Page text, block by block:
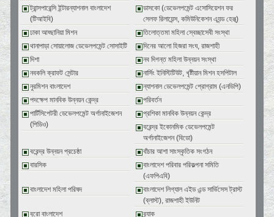
ট্রান্সপারেন্সি ইন্টারন্যাশনাল বাংলাদেশ
(টিআইবি)
ডাসকো (ডেভেলপমেন্ট এসোসিয়েশন ফর
সেলফ রিলায়েন্স, কমিউনিকেশন এ্যন্ড হেল্থ্)
ঢাকা আহ্ছানিয়া মিশন
তিলোত্তমা মহিলা স্বেচ্ছাসেবী সংস্থা
থানাপাড়া সোয়ালোজ ডেভেলপমেন্ট সোসাইটি
দিনের আলো হিজরা সংঘ, রাজশাহী
দিশা
নব দিগন্ত মহিলা উন্নয়ন সংস্থা
নবকলি ক্রাফট সেন্টার
নার্সিং ইনিস্টিটিউট, খৃষ্টীয়ান মিশন হসপিটাল
নুরমিশন বাংলাদেশ
ন্যাশনাল ডেভেলপমেন্ট প্রোগ্রাম (এনডিপি)
পদক্ষেপ মানবিক উন্নয়ন কেন্দ্র
পরিবর্তন
পার্টিসিপেটরী ডেভেলপমেন্ট অর্গানাইজেশন
(পিডিও)
প্রশিকা মানবিক উন্নয়ন কেন্দ্র
বরেন্দ্র ইকোনমিক ডেভেলপমেন্ট
অর্গানাইজেশন (বিডো)
বরেন্দ্র উন্নয়ন প্রচেষ্ঠা
বাঁচার আশা সাংস্কৃতিক সংগঠন
বারসিক
বাংলাদেশ পরিবার পরিকল্পনা সমিতি
(এফপিএবি)
বাংলাদেশ মহিলা পরিষদ
বাংলাদেশ লিগ্যাল এইড এন্ড সার্ভিসেস ট্রাস্ট
(ব্লাস্ট), রাজশাহী ইউনিট
বুরো বাংলাদেশ
ব্র্যাক